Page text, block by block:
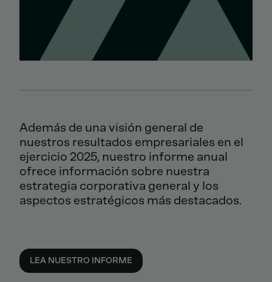
Además de una visión general de
nuestros resultados empresariales en el
ejercicio 2025, nuestro informe anual
ofrece información sobre nuestra
estrategia corporativa general y los
aspectos estratégicos más destacados.
LEA NUESTRO INFORME